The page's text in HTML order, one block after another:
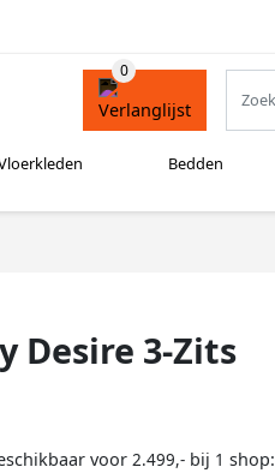
Bedden
Desire 3-Zits
voor 2.499,- bij 1 shop: